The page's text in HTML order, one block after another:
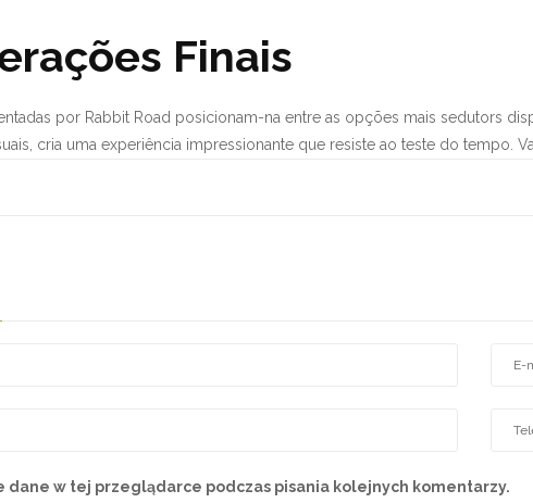
Finais
por Rabbit Road posicionam-na entre as opções mais sedutors
cria uma experiência impressionante que resiste ao teste do tempo.
dane w tej przeglądarce podczas pisania kolejnych komentarzy.